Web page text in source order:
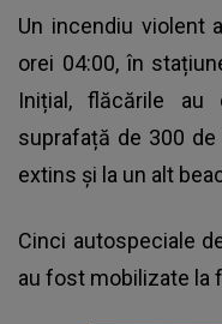
Un incendiu violent
orei 04:00, în
Inițial, flăcările
suprafață de 300
extins și la un alt
Cinci autospeciale
au fost mobilizate la